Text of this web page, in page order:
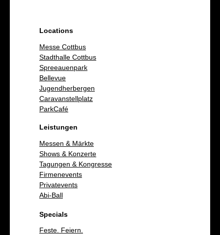
Locations
Messe Cottbus
Stadthalle Cottbus
Spreeauenpark
Bellevue
Jugendherbergen
Caravanstellplatz
ParkCafé
Leistungen
Messen & Märkte
Shows & Konzerte
Tagungen & Kongresse
Firmenevents
Privatevents
Abi-Ball
Specials
Feste. Feiern.